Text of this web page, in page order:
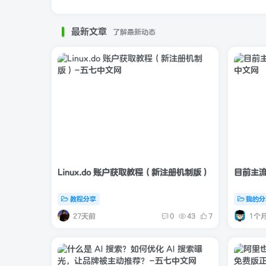
最新文章 了解最新动态
Linux.do 账户获取教程（新注册机制版）
教程分享
27天前 0 43 7
目前主
我的
1个